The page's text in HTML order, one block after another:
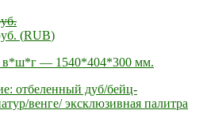
(RUB)
в*ш*г — 1540*404*300 мм.
отбеленный дуб/бейц-
венге/ эксклюзивная палитра